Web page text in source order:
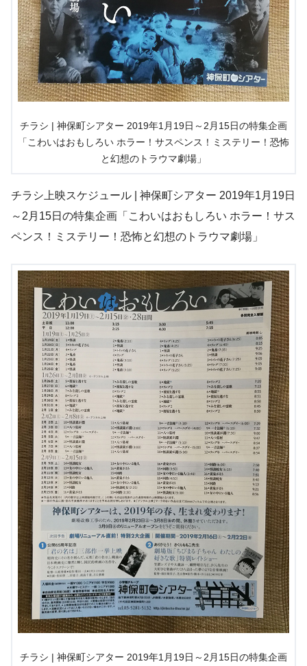
チラシ | 神保町シアター 2019年1月19日～2月15日の特集企画
「こわいはおもしろい ホラー！サスペンス！ミステリー！恐怖
と幻想のトラウマ劇場」
チラシ上映スケジュール | 神保町シアター 2019年1月19日
～2月15日の特集企画「こわいはおもしろい ホラー！サス
ペンス！ミステリー！恐怖と幻想のトラウマ劇場」
チラシ | 神保町シアター 2019年1月19日～2月15日の特集企画